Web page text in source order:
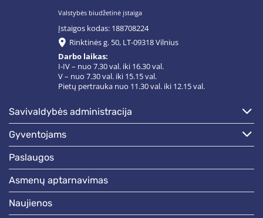
Valstybės biudžetinė įstaiga
Įstaigos kodas: 188708224
Rinktinės g. 50, LT-09318 Vilnius
Darbo laikas:
I-IV – nuo 7.30 val. iki 16.30 val.
V – nuo 7.30 val. iki 15.15 val.
Pietų pertrauka nuo 11.30 val. iki 12.15 val.
savivaldybės administracija
gyventojams
paslaugos
asmenų aptarnavimas
naujienos